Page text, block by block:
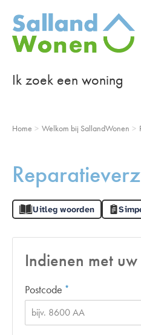
Naar de homepage
Ik zoek een woning
Home Welkom bij SallandWonen
Uitleg woorden
Indienen met
Postcode *